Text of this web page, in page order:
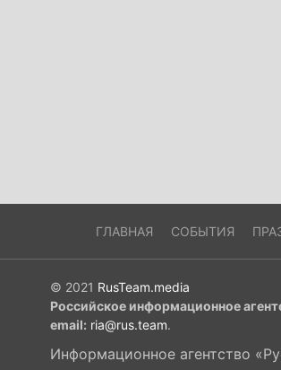
ГЛАВНАЯ СОБЫТИЯ
© 2021 RusTeam.media
Российское информационное
email: ria@rus.team.
Информационное агентство